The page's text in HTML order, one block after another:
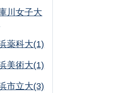
川女子大
薬科大(1)
美術大(1)
市立大(3)